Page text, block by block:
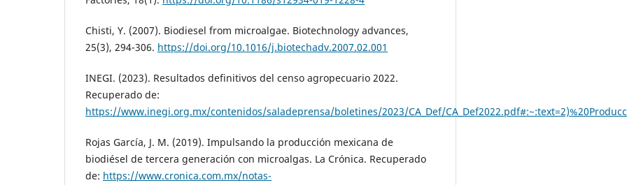
Chisti, Y. (2007). Biodiesel from microalgae. Biotechnology advances,
25(3), 294-306. https://doi.org/10.1016/j.biotechadv.2007.02.001
INEGI. (2023). Resultados definitivos del censo agropecuario 2022.
Recuperado de:
https://www.inegi.org.mx/contenidos/saladeprensa/boletines/2023/CA_Def/
Rojas García, J. M. (2019). Impulsando la producción mexicana de
biodiésel de tercera generación con microalgas. La Crónica. Recuperado
de: https://www.cronica.com.mx/notas-